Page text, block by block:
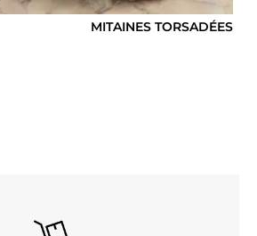
MITAINES TORSADÉES